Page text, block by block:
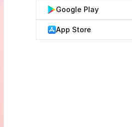
Google Play
App Store